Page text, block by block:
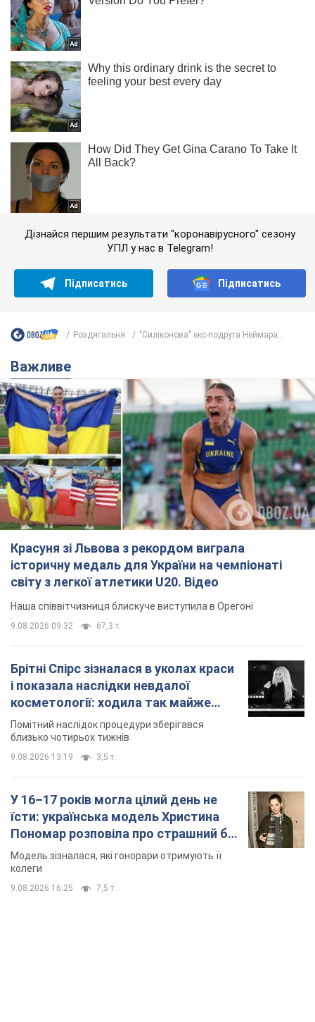
Дізнайся першим результати "коронавірусного" сезону
УПЛ у нас в Telegram!
Підписатись Підписатись
Роздягальня "Силіконова" екс-подруга Неймара...
Важливе
Красуня зі Львова з рекордом виграла
історичну медаль для України на чемпіонаті
світу з легкої атлетики U20. Відео
Наша співвітчизниця блискуче виступила в Орегоні
9.08.2026 09:32 67,3 т.
Брітні Спірс зізналася в уколах краси
і показала наслідки невдалої
косметології: ходила так майже
місяць
Помітний наслідок процедури зберігався
близько чотирьох тижнів
9.08.2026 13:19 3,5 т.
У 16–17 років могла цілий день не
їсти: українська модель Христина
Пономар розповіла про страшний бік
модельної кар’єри
Модель зізналася, які гонорари отримують її
колеги
9.08.2026 16:25 7,5 т.